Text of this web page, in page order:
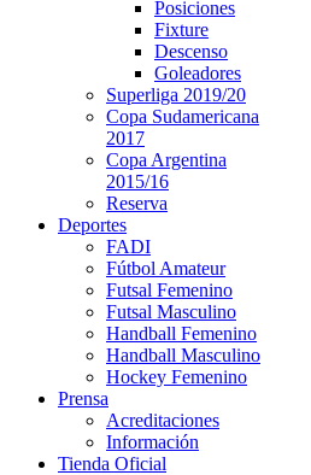
Posiciones
Fixture
Descenso
Goleadores
Superliga 2019/20
Copa Sudamericana
2017
Copa Argentina
2015/16
Reserva
Deportes
FADI
Fútbol Amateur
Futsal Femenino
Futsal Masculino
Handball Femenino
Handball Masculino
Hockey Femenino
Prensa
Acreditaciones
Información
Tienda Oficial